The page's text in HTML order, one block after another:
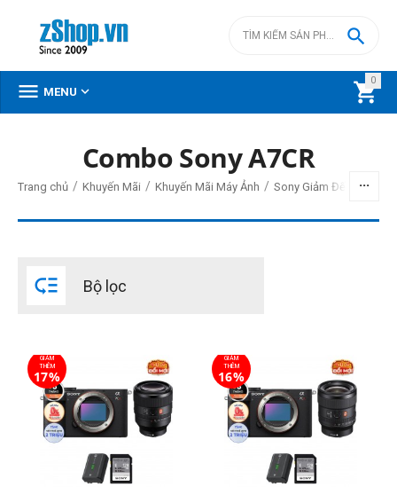
0


 MENU 
Bán chuyên
Combo Sony A7CR
Trang chủ / Khuyến Mãi / Khuyến Mãi Máy Ảnh / Sony Giảm Đến
 Bộ lọc
GIẢM
THÊM
17%
GIẢM
THÊM
16%